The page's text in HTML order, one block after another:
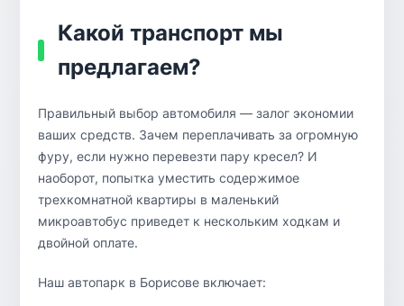
Какой транспорт мы
предлагаем?
Правильный выбор автомобиля — залог экономии
ваших средств. Зачем переплачивать за огромную
фуру, если нужно перевезти пару кресел? И
наоборот, попытка уместить содержимое
трехкомнатной квартиры в маленький
микроавтобус приведет к нескольким ходкам и
двойной оплате.
Наш автопарк в Борисове включает: